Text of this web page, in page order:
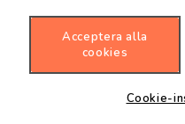
Caffè corretto
Acceptera alla
cookies
Cookie-